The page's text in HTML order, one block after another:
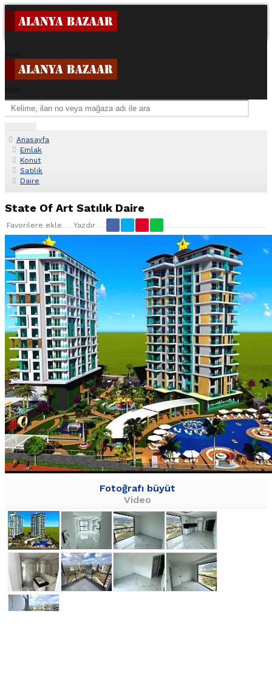
Anasayfa
Emlak
Konut
Satılık
Daire
State Of Art Satılık Daire
Favorilere ekle Yazdır
Fotoğrafı büyüt
Video